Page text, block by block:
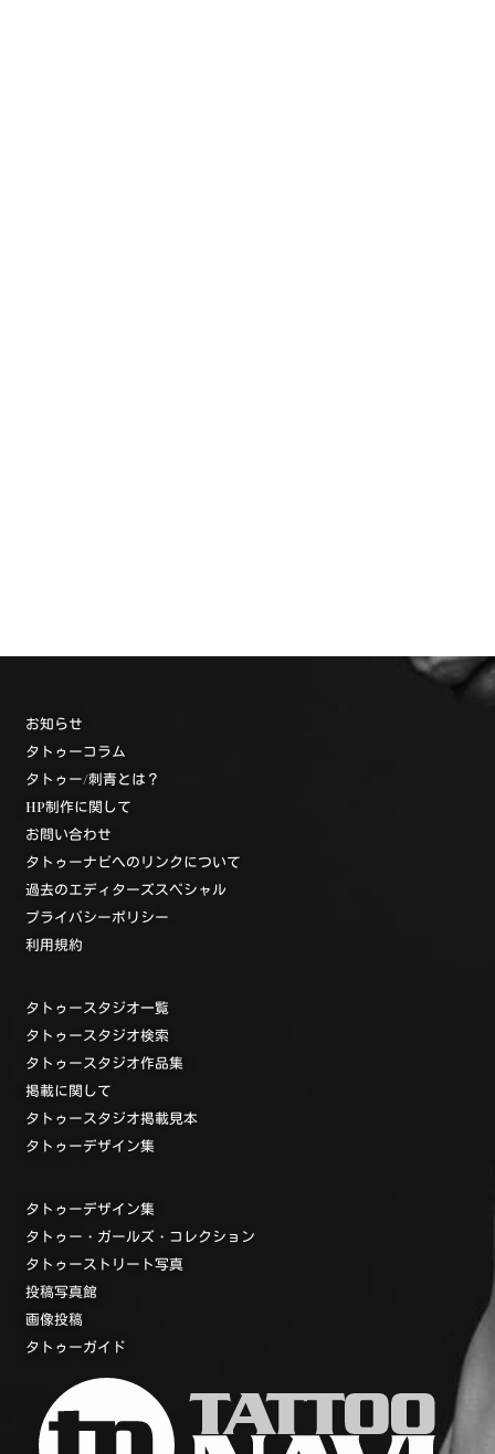
お知らせ
タトゥーコラム
タトゥー/刺青とは？
HP制作に関して
お問い合わせ
タトゥーナビへのリンクについて
過去のエディターズスペシャル
プライバシーポリシー
利用規約
タトゥースタジオ一覧
タトゥースタジオ検索
タトゥースタジオ作品集
掲載に関して
タトゥースタジオ掲載見本
タトゥーデザイン集
タトゥーデザイン集
タトゥー・ガールズ・コレクション
タトゥーストリート写真
投稿写真館
画像投稿
タトゥーガイド